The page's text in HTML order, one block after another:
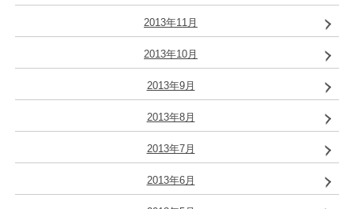
2013年11月
2013年10月
2013年9月
2013年8月
2013年7月
2013年6月